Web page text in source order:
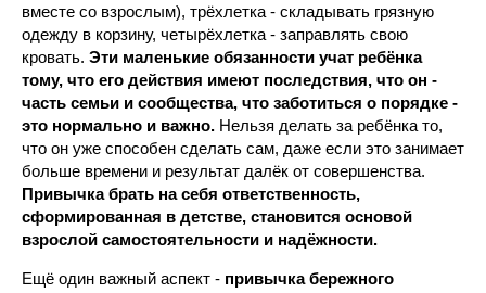
вместе со взрослым), трёхлетка - складывать грязную
одежду в корзину, четырёхлетка - заправлять свою
кровать. Эти маленькие обязанности учат ребёнка
тому, что его действия имеют последствия, что он -
часть семьи и сообщества, что заботиться о порядке -
это нормально и важно. Нельзя делать за ребёнка то,
что он уже способен сделать сам, даже если это занимает
больше времени и результат далёк от совершенства.
Привычка брать на себя ответственность,
сформированная в детстве, становится основой
взрослой самостоятельности и надёжности.
Ещё один важный аспект - привычка бережного